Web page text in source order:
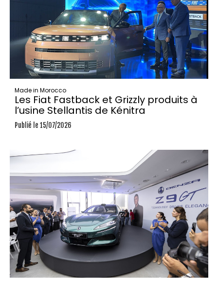
Made in Morocco
Les Fiat Fastback et Grizzly produits à
l’usine Stellantis de Kénitra
Publié le 15/07/2026